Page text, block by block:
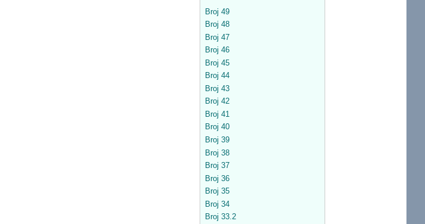
Broj 49
Broj 48
Broj 47
Broj 46
Broj 45
Broj 44
Broj 43
Broj 42
Broj 41
Broj 40
Broj 39
Broj 38
Broj 37
Broj 36
Broj 35
Broj 34
Broj 33.2